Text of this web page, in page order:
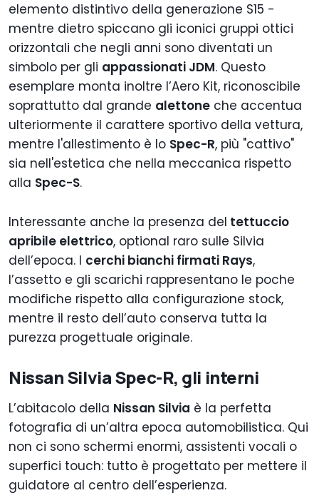
elemento distintivo della generazione S15 -
mentre dietro spiccano gli iconici gruppi ottici
orizzontali che negli anni sono diventati un
simbolo per gli appassionati JDM. Questo
esemplare monta inoltre l’Aero Kit, riconoscibile
soprattutto dal grande alettone che accentua
ulteriormente il carattere sportivo della vettura,
mentre l'allestimento è lo Spec-R, più "cattivo"
sia nell'estetica che nella meccanica rispetto
alla Spec-S.
Interessante anche la presenza del tettuccio
apribile elettrico, optional raro sulle Silvia
dell’epoca. I cerchi bianchi firmati Rays,
l’assetto e gli scarichi rappresentano le poche
modifiche rispetto alla configurazione stock,
mentre il resto dell’auto conserva tutta la
purezza progettuale originale.
Nissan Silvia Spec-R, gli interni
L’abitacolo della Nissan Silvia è la perfetta
fotografia di un’altra epoca automobilistica. Qui
non ci sono schermi enormi, assistenti vocali o
superfici touch: tutto è progettato per mettere il
guidatore al centro dell’esperienza.